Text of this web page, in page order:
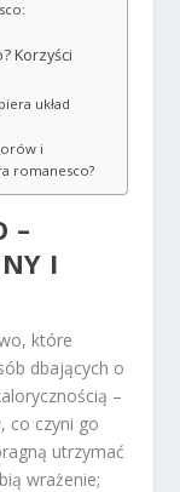
Korzyści
układ
i
romanesco?
–
I
które
dbających o
–
co czyni go
utrzymać
wrażenie;